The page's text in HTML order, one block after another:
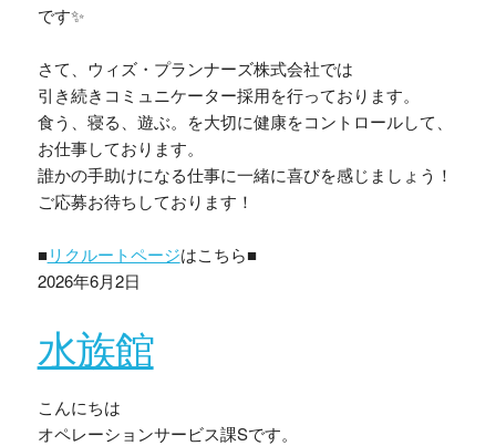
です✨
さて、ウィズ・プランナーズ株式会社では
引き続きコミュニケーター採用を行っております。
食う、寝る、遊ぶ。を大切に健康をコントロールして、
お仕事しております。
誰かの手助けになる仕事に一緒に喜びを感じましょう！
ご応募お待ちしております！
■リクルートページはこちら■
2026年6月2日
水族館
こんにちは
オペレーションサービス課Sです。